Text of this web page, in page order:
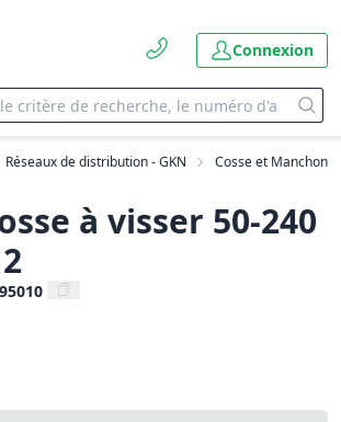
Connexion
Réseaux de distribution - GKN Cosse et Manchon
à visser 50-240